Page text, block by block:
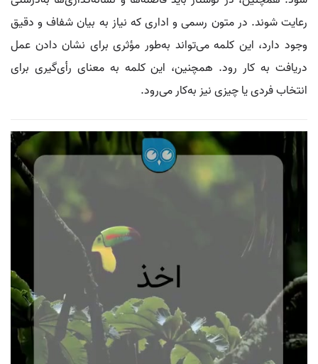
رعایت شوند. در متون رسمی و اداری که نیاز به بیان شفاف و دقیق
وجود دارد، این کلمه می‌تواند به‌طور مؤثری برای نشان دادن عمل
دریافت به کار رود. همچنین، این کلمه به معنای رأی‌گیری برای
انتخاب فردی یا چیزی نیز به‌کار می‌رود.